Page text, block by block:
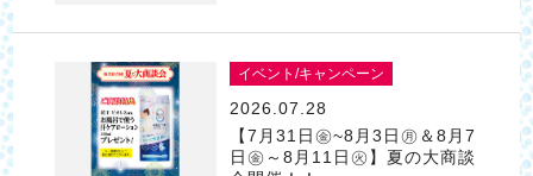
イベント/キャンペーン
2026.07.28
【7月31日㊎~8月3日㊊＆8月7
日㊎～8月11日㊋】夏の大商談